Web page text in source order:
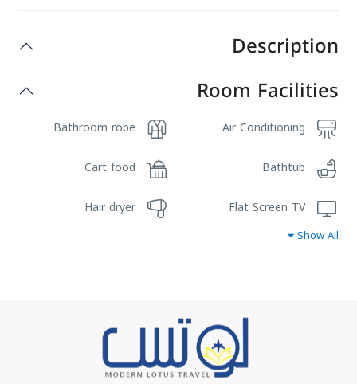
Description
Room Facilities
Air Conditioning
Bathroom robe
Bathtub
Cart food
Flat Screen TV
Hair dryer
Towels
Show All